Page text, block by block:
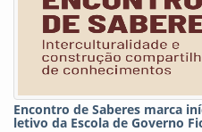
Encontro de Saberes marca
letivo da Escola de Governo